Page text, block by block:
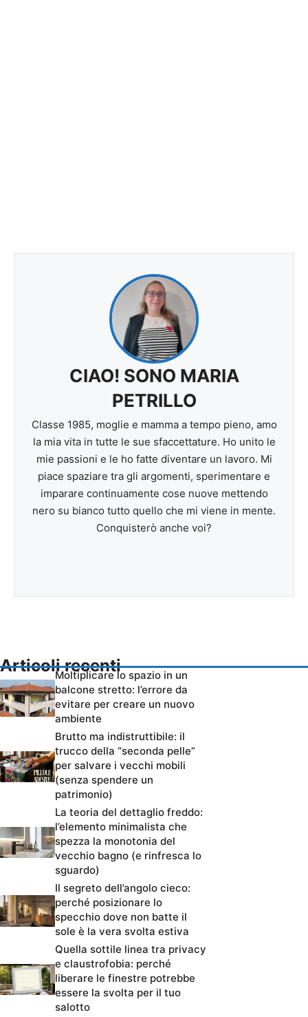
CIAO! SONO MARIA
PETRILLO
Classe 1985, moglie e mamma a tempo pieno, amo
la mia vita in tutte le sue sfaccettature. Ho unito le
mie passioni e le ho fatte diventare un lavoro. Mi
piace spaziare tra gli argomenti, sperimentare e
imparare continuamente cose nuove mettendo
nero su bianco tutto quello che mi viene in mente.
Conquisterò anche voi?
Articoli recenti
Moltiplicare lo spazio in un
balcone stretto: l’errore da
evitare per creare un nuovo
ambiente
Brutto ma indistruttibile: il
trucco della “seconda pelle”
per salvare i vecchi mobili
(senza spendere un
patrimonio)
La teoria del dettaglio freddo:
l’elemento minimalista che
spezza la monotonia del
vecchio bagno (e rinfresca lo
sguardo)
Il segreto dell’angolo cieco:
perché posizionare lo
specchio dove non batte il
sole è la vera svolta estiva
Quella sottile linea tra privacy
e claustrofobia: perché
liberare le finestre potrebbe
essere la svolta per il tuo
salotto